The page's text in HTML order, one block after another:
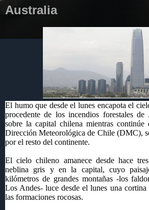
Australia
El humo que desde el lunes encapota el
procedente de los incendios forestales de
sobre la capital chilena mientras continúe
Dirección Meteorológica de Chile (DMC),
por el resto del continente.
El cielo chileno amanece desde hace
neblina gris y en la capital, cuyo
kilómetros de grandes montañas -los
Los Andes- luce desde el lunes una
las formaciones rocosas.